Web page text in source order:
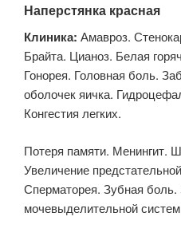
Наперстянка красная
Клиника: Амавроз.
Брайта. Цианоз. Белая
Гонорея. Головная боль.
оболочек яичка.
Конгестия легких.
Потеря памяти. Менингит.
Увеличение
Сперматорея. Зубная боль.
мочевыделительной